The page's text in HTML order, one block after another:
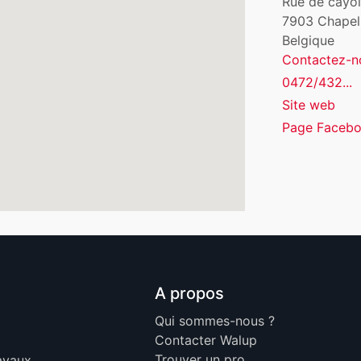
7903
Belgique
Contactez-
0472/432...
Site web
Page
A propos
Qui sommes-nous ?
Contacter Walup